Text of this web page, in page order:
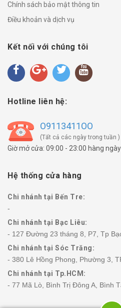
Chính sách bảo mật thông tin
Điều khoản và dịch vụ
Kết nối với chúng tôi
Hotline liên hệ:
O9113411OO
(Tất cả các ngày trong tuần )
Giờ mở cửa: 09:00 - 23:00 hàng ngày
Hệ thống cửa hàng
Chi nhánh tại Bến Tre:
-
Chi nhánh tại Bạc Liêu:
- 127 Đường 23 tháng 8, P7, Tp
Chi nhánh tại Sóc Trăng:
- 380 Lê Hồng Phong, Phường 3,
Chi nhánh tại Tp.HCM:
- 77 Mã Lò, Bình Trị Đông A, Bình